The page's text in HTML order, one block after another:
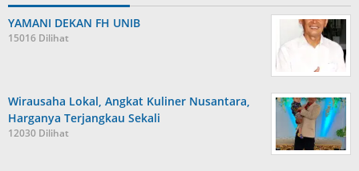
YAMANI DEKAN FH UNIB
15016 Dilihat
Wirausaha Lokal, Angkat Kuliner Nusantara,
Harganya Terjangkau Sekali
12030 Dilihat